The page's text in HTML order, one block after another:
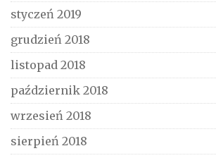
styczeń 2019
grudzień 2018
listopad 2018
październik 2018
wrzesień 2018
sierpień 2018